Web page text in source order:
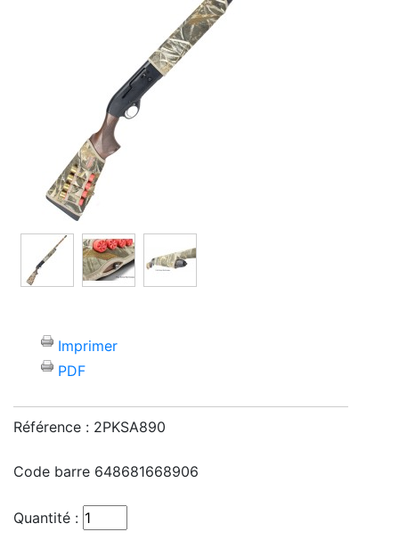
Imprimer
PDF
Référence : 2PKSA890
Code barre 648681668906
Quantité :